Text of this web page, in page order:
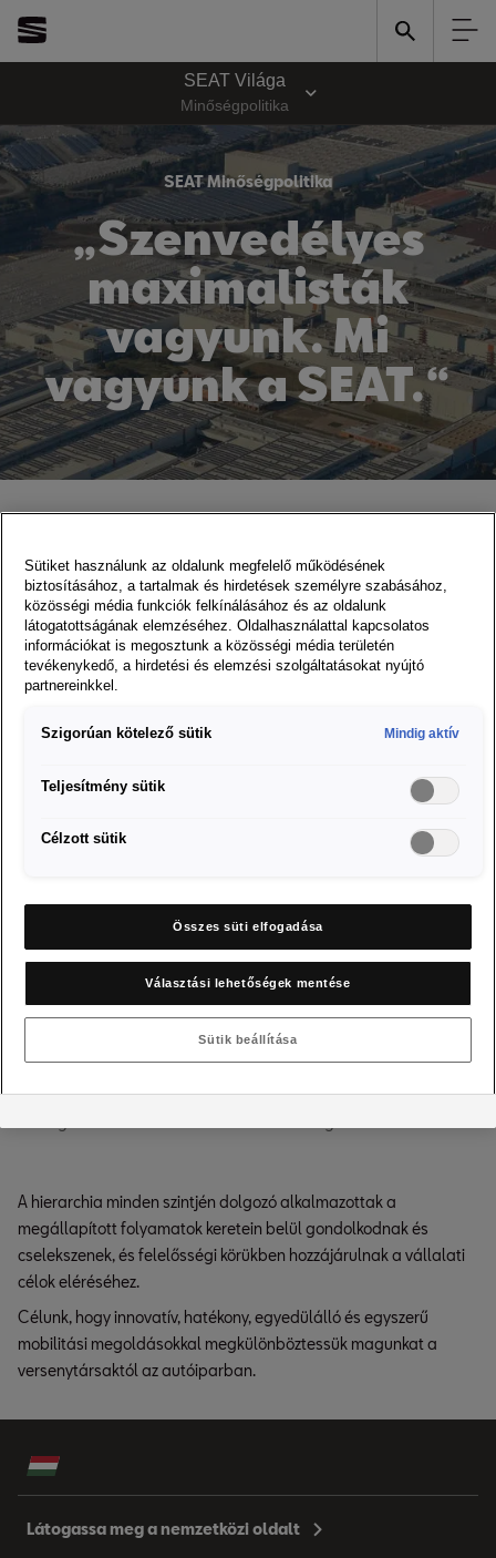
SEAT Világa
Minőségpolitika
SEAT Minőségpolitika
„Szenvedélyes
maximalisták
vagyunk. Mi
vagyunk a SEAT.“
vásárlóink elvárásainak fellendítése és az ezen való túlteljesítés
a mi hajtóerőnk. Minden szervezeti terület eltökélt ezekkel a
stratégiai szempontokkal kapcsolatban.
Fő motivációnk, hogy versenytársainknál magasabb
minőség tekintetében, ami meghaladja a külső és belső
A tréning és az eszmecsere folyamatos fejlődést biztosít
minden dolgozónak. Munkatársaink nagymértékben
A hierarchia minden szintjén dolgozó alkalmazottak a
megállapított folyamatok keretein belül gondolkodnak és
cselekszenek, és felelősségi körükben hozzájárulnak a vállalati
célok eléréséhez.
Célunk, hogy innovatív, hatékony, egyedülálló és egyszerű
mobilitási megoldásokkal megkülönböztessük magunkat a
versenytársaktól az autóiparban.
Látogassa meg a nemzetközi oldalt
Sütiket használunk az oldalunk megfelelő működésének
biztosításához, a tartalmak és hirdetések személyre szabásához,
közösségi média funkciók felkínálásához és az oldalunk
látogatottságának elemzéséhez. Oldalhasználattal kapcsolatos
információkat is megosztunk a közösségi média területén
tevékenykedő, a hirdetési és elemzési szolgáltatásokat nyújtó
partnereinkkel.
Szigorúan kötelező sütik Mindig aktív
Teljesítmény sütik
Célzott sütik
Összes süti elfogadása
Választási lehetőségek mentése
Sütik beállítása